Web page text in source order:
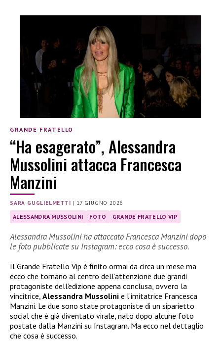
GRANDE FRATELLO
“Ha esagerato”, Alessandra
Mussolini attacca Francesca
Manzini
SARA GUGLIELMETTI | 17 GIUGNO 2026
ALESSANDRA MUSSOLINI FOTO GRANDE FRATELLO VIP
Alessandra Mussolini ha attaccato Francesca Manzini dopo
le foto pubblicate su Instagram: ecco cosa è successo.
Il Grande Fratello Vip è finito ormai da circa un mese ma
ecco che tornano al centro dell’attenzione due grandi
protagoniste dell’edizione appena conclusa, ovvero la
vincitrice, Alessandra Mussolini e l’imitatrice Francesca
Manzini. Le due sono state protagoniste di un siparietto
social che è già diventato virale, nato dopo alcune foto
postate dalla Manzini su Instagram. Ma ecco nel dettaglio
che cosa è successo.